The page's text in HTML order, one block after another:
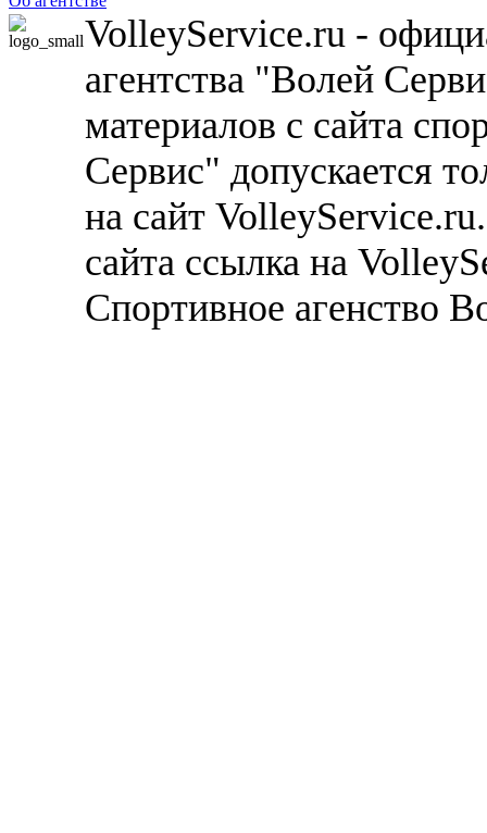
VolleyService.ru -
агентства "Волей
материалов с сайта
Сервис" допускается
на сайт
сайта ссылка на
Спортивное агенство